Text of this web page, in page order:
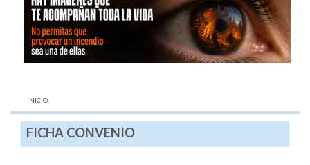
AQUÍ:
INICIO
FICHA CONVENIO